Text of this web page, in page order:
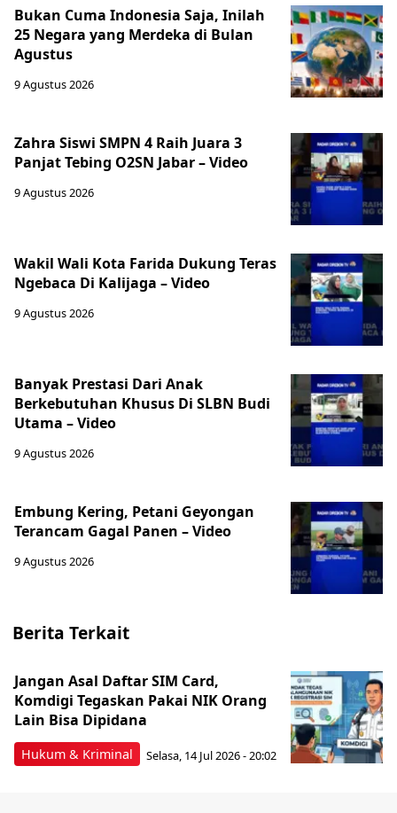
Bukan Cuma Indonesia Saja, Inilah
25 Negara yang Merdeka di Bulan
Agustus
9 Agustus 2026
Zahra Siswi SMPN 4 Raih Juara 3
Panjat Tebing O2SN Jabar – Video
9 Agustus 2026
Wakil Wali Kota Farida Dukung Teras
Ngebaca Di Kalijaga – Video
9 Agustus 2026
Banyak Prestasi Dari Anak
Berkebutuhan Khusus Di SLBN Budi
Utama – Video
9 Agustus 2026
Embung Kering, Petani Geyongan
Terancam Gagal Panen – Video
9 Agustus 2026
Berita Terkait
Hukum & Kriminal
Jangan Asal Daftar SIM Card,
Komdigi Tegaskan Pakai NIK Orang
Lain Bisa Dipidana
Selasa, 14 Jul 2026 - 20:02